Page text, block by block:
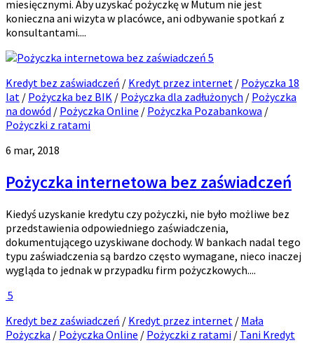
miesięcznymi. Aby uzyskać pożyczkę w Mutum nie jest
konieczna ani wizyta w placówce, ani odbywanie spotkań z
konsultantami....
5
Kredyt bez zaświadczeń / Kredyt przez internet / Pożyczka 18
lat / Pożyczka bez BIK / Pożyczka dla zadłużonych / Pożyczka
na dowód / Pożyczka Online / Pożyczka Pozabankowa /
Pożyczki z ratami
6 mar, 2018
Pożyczka internetowa bez zaświadczeń
Kiedyś uzyskanie kredytu czy pożyczki, nie było możliwe bez
przedstawienia odpowiedniego zaświadczenia,
dokumentującego uzyskiwane dochody. W bankach nadal tego
typu zaświadczenia są bardzo często wymagane, nieco inaczej
wygląda to jednak w przypadku firm pożyczkowych....
5
Kredyt bez zaświadczeń / Kredyt przez internet / Mała
Pożyczka / Pożyczka Online / Pożyczki z ratami / Tani Kredyt